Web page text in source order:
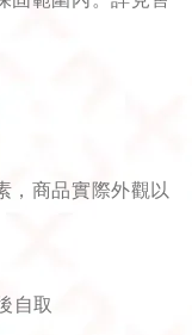
，商品實際外觀以
自取